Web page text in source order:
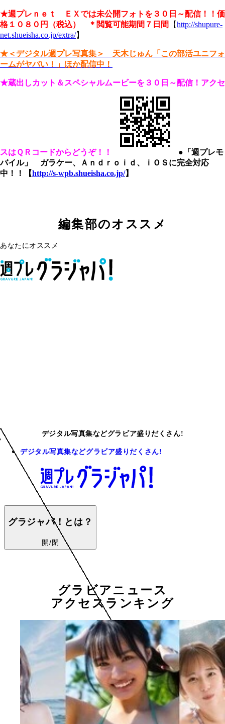
★週プレｎｅｔ ＥＸでは未公開フォトを３０日～配信！！ 価
格１０８０円（税込） ＊閲覧可能期間７日間
【http://shupure-
net.shueisha.co.jp/extra/】
★＜デジタル週プレ写真集＞ 天木じゅん「この部活ユニフォ
ームがヤバい！」ほか配信中！
★蔵出しカット＆スペシャルムービーを３０日～配信！ アクセ
スはＱＲコードからどうぞ！！
●「週プレモ
バイル」 ガラケー、Ａｎｄｒｏｉｄ、ｉＯＳに完全対応
中！！【http://s-wpb.shueisha.co.jp/】
編集部のオススメ
あなたにオススメ
デジタル写真集などグラビア盛りだくさん!
デジタル写真集などグラビア盛りだくさん!
グラジャパ！とは？
開/閉
グラビアニュース
アクセスランキング